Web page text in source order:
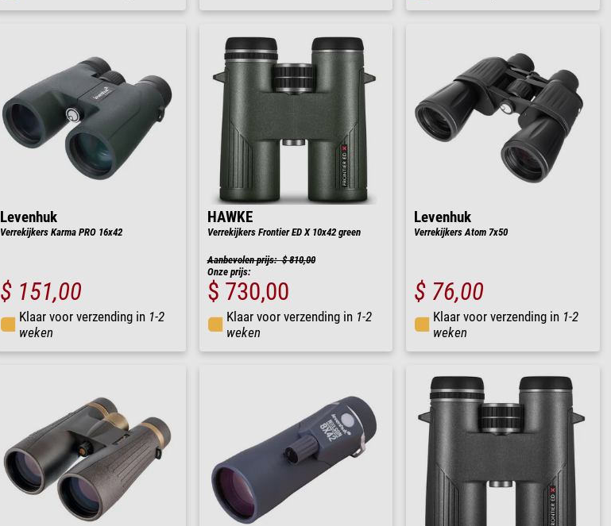
Levenhuk
Verrekijkers Karma PRO 16x42
$ 151,00
Klaar voor verzending in 1-2
weken
HAWKE
Verrekijkers Frontier ED X 10x42 green
Aanbevolen prijs: $ 810,00
Onze prijs:
$ 730,00
Klaar voor verzending in 1-2
weken
Levenhuk
Verrekijkers Atom 7x50
$ 76,00
Klaar voor verzending in 1-2
weken